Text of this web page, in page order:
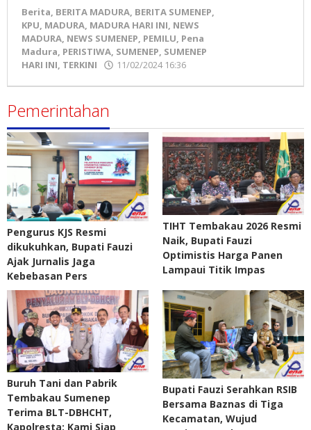
Berita, BERITA MADURA, BERITA SUMENEP,
KPU, MADURA, MADURA HARI INI, NEWS
MADURA, NEWS SUMENEP, PEMILU, Pena
Madura, PERISTIWA, SUMENEP, SUMENEP
HARI INI, TERKINI 11/02/2024 16:36
Madura
Pemerintahan
Pengurus KJS Resmi
dikukuhkan, Bupati Fauzi
Ajak Jurnalis Jaga
Kebebasan Pers
TIHT Tembakau 2026 Resmi
Naik, Bupati Fauzi
Optimistis Harga Panen
Lampaui Titik Impas
Buruh Tani dan Pabrik
Tembakau Sumenep
Terima BLT-DBHCHT,
Kapolresta: Kami Siap
Bupati Fauzi Serahkan RSIB
Bersama Baznas di Tiga
Kecamatan, Wujud